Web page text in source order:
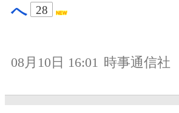
へ
28
08月10日 16:01 時事通信社